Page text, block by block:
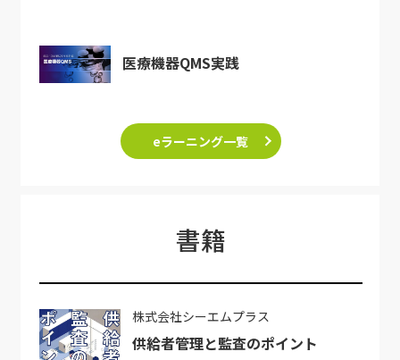
医療機器QMS実践
eラーニング一覧
書籍
株式会社シーエムプラス
供給者管理と監査のポイント